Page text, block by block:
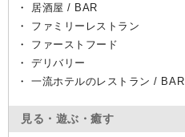
・
居酒屋 / BAR
・ ファミリーレストラン
・ ファーストフード
・デリバリー
・一流ホテルのレストラン / BAR
見る・遊ぶ・癒す